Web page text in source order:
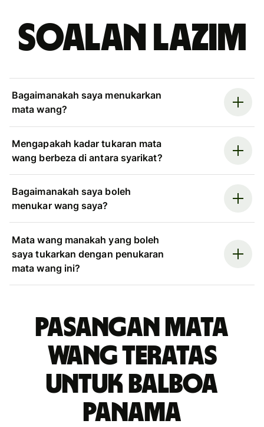
Soalan Lazim
Bagaimanakah saya menukarkan
mata wang?
Mengapakah kadar tukaran mata
wang berbeza di antara syarikat?
Bagaimanakah saya boleh
menukar wang saya?
Mata wang manakah yang boleh
saya tukarkan dengan penukaran
mata wang ini?
Pasangan mata
wang teratas
untuk balboa
Panama